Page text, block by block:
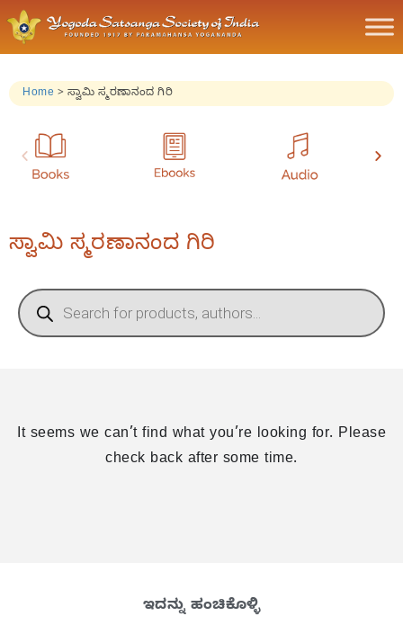
Home > ಸ್ವಾಮಿ ಸ್ಮರಣಾನಂದ ಗಿರಿ
ಸ್ವಾಮಿ ಸ್ಮರಣಾನಂದ ಗಿರಿ
It seems we can’t find what you’re looking for. Please
check back after some time.
ಇದನ್ನು ಹಂಚಿಕೊಳ್ಳಿ